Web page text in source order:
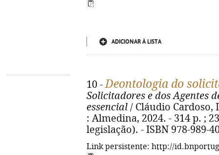
ADICIONAR À LISTA
10 -Deontologia do
Solicitadores e dos Agentes
essencial / Cláudio Cardoso,
: Almedina, 2024. - 314 p. ;
legislação). - ISBN 978-989-
Link persistente: http://